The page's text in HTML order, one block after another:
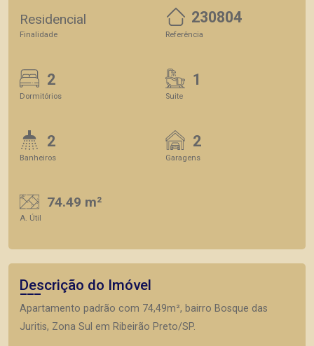
Residencial
Finalidade
230804
Referência
2
Dormitórios
1
Suite
2
Banheiros
2
Garagens
74.49 m²
A. Útil
Descrição do Imóvel
Apartamento padrão com 74,49m², bairro Bosque das
Juritis, Zona Sul em Ribeirão Preto/SP.